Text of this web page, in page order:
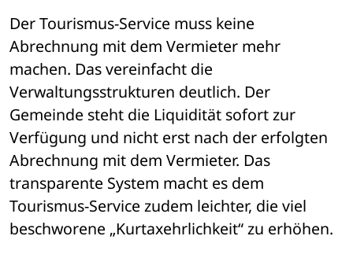
Der Tourismus-Service muss keine
Abrechnung mit dem Vermieter mehr
machen. Das vereinfacht die
Verwaltungsstrukturen deutlich. Der
Gemeinde steht die Liquidität sofort zur
Verfügung und nicht erst nach der erfolgten
Abrechnung mit dem Vermieter. Das
transparente System macht es dem
Tourismus-Service zudem leichter, die viel
beschworene „Kurtaxehrlichkeit“ zu erhöhen.